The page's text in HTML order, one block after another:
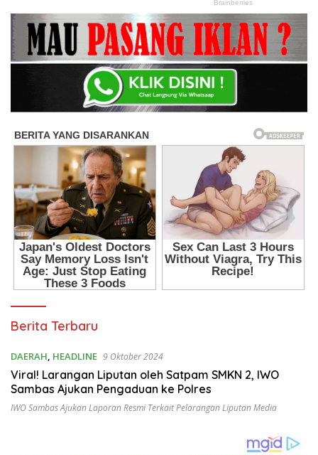
Harian
Raya
Berita Terbaru
DAERAH, HEADLINE 9 Oktober 2024
Viral! Larangan Liputan oleh Satpam SMKN 2, IWO
Sambas Ajukan Pengaduan ke Polres
IWO Sambas Ajukan Laporan Resmi Terkait Pelarangan Liputan Media